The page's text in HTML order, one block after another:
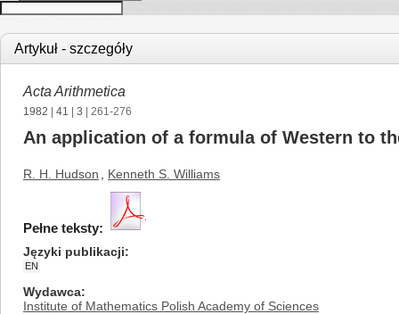
Artykuł - szczegóły
Acta Arithmetica
1982 41 3 | 261-276
An application of a formula of Western to
R. H. Hudson Kenneth S. Williams
Pełne teksty:
Języki publikacji
EN
Wydawca
Institute of Mathematics Polish Academy of Sciences